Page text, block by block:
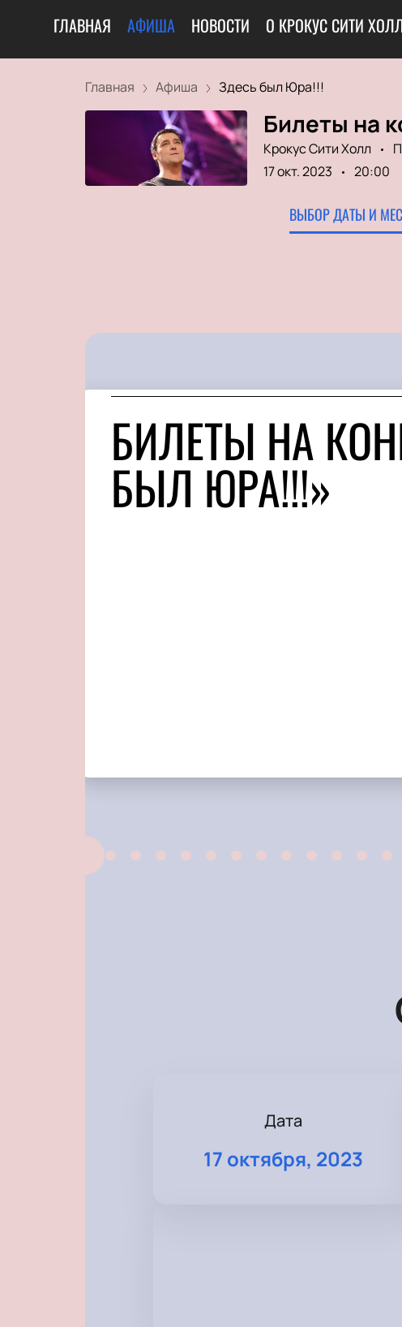
ГЛАВНАЯ АФИША НОВОСТИ О КРОКУС СИТИ
Главная Афиша Здесь был Юра!!!
Билеты на
Крокус Сити Холл
17 окт. 2023
20:00
ВЫБОР ДАТЫ И
БИЛЕТЫ НА
БЫЛ ЮРА!!!»
Дата
17 октября, 2023